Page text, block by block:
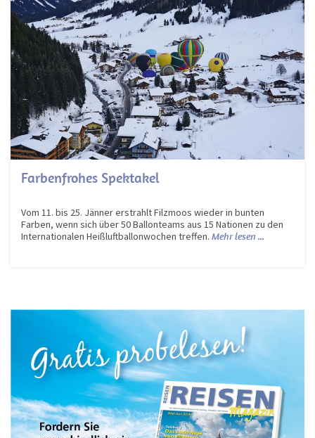
Farbenfrohes Spektakel
Vom 11. bis 25. Jänner erstrahlt Filzmoos wieder in bunten
Farben, wenn sich über 50 Ballonteams aus 15 Nationen zu den
Internationalen Heißluftballonwochen treffen. Mehr lesen ...